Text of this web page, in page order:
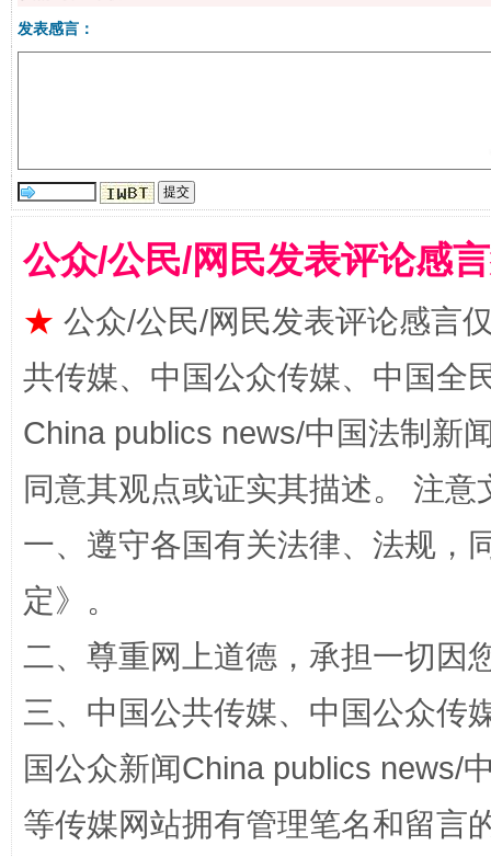
揭批美国五大"原罪" "炒
解纷+调解+退费，一次搞定
站台名比不上好声名
发表感言：
公众/公民/网民发表评论感
★ 公众/公民/网民发表评论感言
共传媒、中国公众传媒、中国全
China publics news/中国法制新
同意其观点或证实其描述。 注
一、遵守各国有关法律、法规，
定》。
二、尊重网上道德，承担一切因
三、中国公共传媒、中国公众传
国公众新闻China publics news/
等传媒网站拥有管理笔名和留言